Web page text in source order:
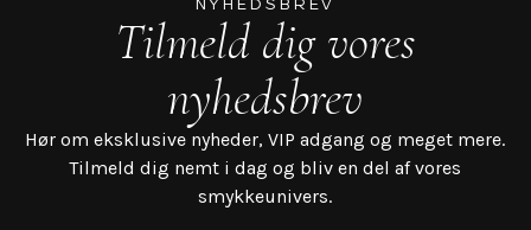
NYHEDSBREV
Tilmeld dig vores
nyhedsbrev
Hør om eksklusive nyheder, VIP adgang og meget mere.
Tilmeld dig nemt i dag og bliv en del af vores
smykkeunivers.